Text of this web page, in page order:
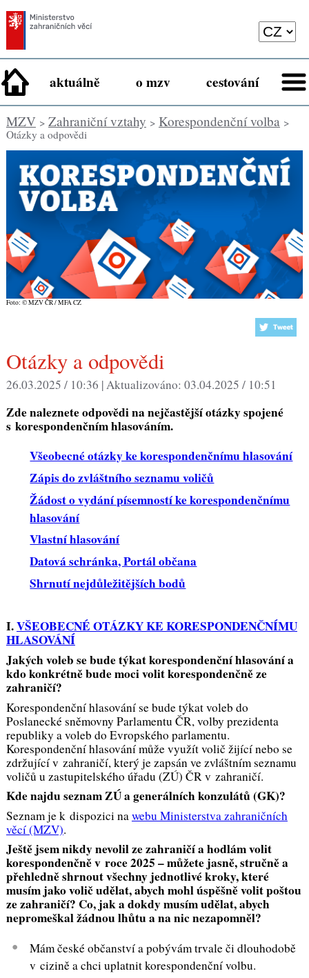
aktuálně o mzv cestování
MZV> Zahraniční vztahy > Korespondenční volba>
Otázky a odpovědi
Foto: © MZV ČR / MFA CZ
Otázky a odpovědi
26.03.2025 / 10:36 |Aktualizováno: 03.04.2025 / 10:51
Zde naleznete odpovědi na nejčastější otázky spojené
s korespondenčním hlasováním.
Všeobecné otázky ke korespondenčnímu hlasování
Zápis do zvláštního seznamu voličů
Žádost o vydání písemností ke korespondenčnímu
hlasování
Vlastní hlasování
Datová schránka, Portál občana
Shrnutí nejdůležitějších bodů
I.VŠEOBECNÉ OTÁZKY KE KORESPONDENČNÍMU
HLASOVÁNÍ
Jakých voleb se bude týkat korespondenční hlasování a
kdo konkrétně bude moci volit korespondenčně ze
zahraničí?
Korespondenční hlasování se bude týkat voleb do
Poslanecké sněmovny Parlamentu ČR, volby prezidenta
republiky a voleb do Evropského parlamentu.
Korespondenční hlasování může využít volič žijící nebo se
zdržující v zahraničí, který je zapsán ve zvláštním seznamu
voličů u zastupitelského úřadu (ZÚ) ČR v zahraničí.
Kde najdu seznam ZÚ a generálních konzulátů (GK)?
Seznam je k dispozici nawebu Ministerstva zahraničních
věcí (MZV).
Ještě jsem nikdy nevolil ze zahraničí a hodlám volit
korespondenčně v roce 2025 – můžete jasně, stručně a
přehledně shrnout všechny jednotlivé kroky, které
musím jako volič udělat, abych mohl úspěšně volit poštou
ze zahraničí? Co, jak a dokdy musím udělat, abych
nepromeškal žádnou lhůtu a na nic nezapomněl?
Mám české občanství a pobývám trvale či dlouhodobě
v cizině a chci uplatnit korespondenční volbu.